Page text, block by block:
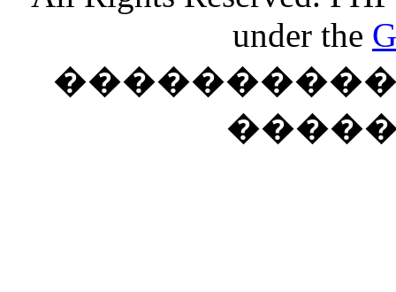
under the
����������